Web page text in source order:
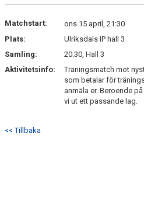
Matchstart:
ons 15 april, 21:30
Plats:
Ulriksdals IP hall 3
Samling:
20:30, Hall 3
Aktivitetsinfo:
Träningsmatch mot
som betalar för
anmäla er. Beroende
vi ut ett passande lag.
<< Tillbaka